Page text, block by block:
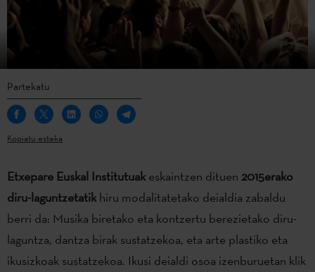
Partekatu
Kopiatu esteka
Etxepare Euskal Institutuakeskaintzen dituen 2015erako
diru-laguntzetatikhiru modalitatetako deialdia zabaldu
berri da: Musika biretako eta kontzertu berezietako diru-
laguntza, dantza birak sustatzekoa, eta arte plastiko eta
ikusizkoak sustatzekoa. Ikusi deialdi osoa izenburuetan klik